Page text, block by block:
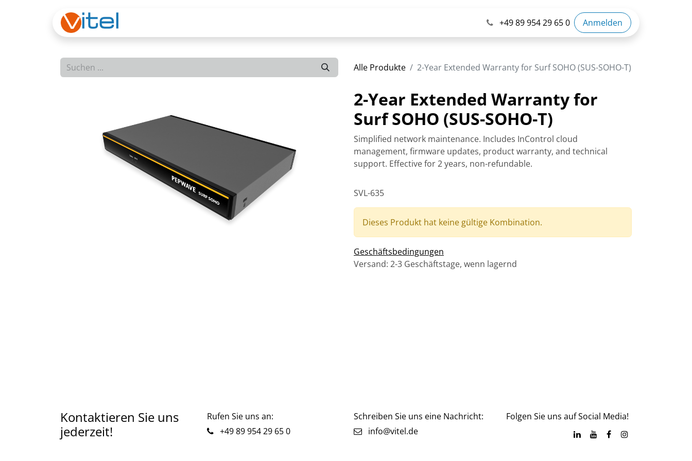
+49 89 954 29 65 0 Anmelden
Alle Produkte 2-Year Extended Warranty for Surf SOHO (SUS-SOHO-T)
2-Year Extended Warranty for
Surf SOHO (SUS-SOHO-T)
Simplified network maintenance. Includes InControl cloud
management, firmware updates, product warranty, and technical
support. Effective for 2 years, non-refundable.
SVL-635
Dieses Produkt hat keine gültige Kombination.
Geschäftsbedingungen
Versand: 2-3 Geschäftstage, wenn lagernd
Kontaktieren Sie uns
jederzeit!
Rufen Sie uns an:
+49 89 954 29 65 0
Schreiben Sie uns eine Nachricht:
info@vitel.de
Folgen Sie uns auf Social Media!